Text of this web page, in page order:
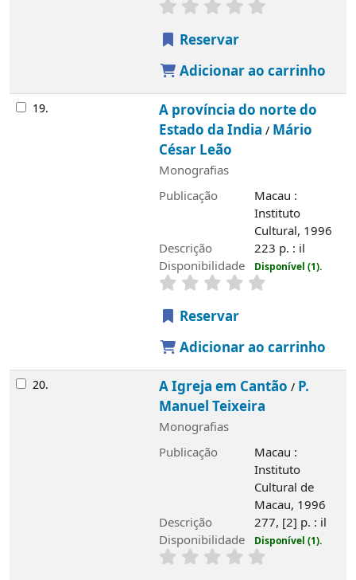
Reservar
Adicionar ao carrinho
19.
A província do norte do
Estado da India / Mário
César Leão
Monografias
Publicação
Macau :
Instituto
Cultural, 1996
Descrição
223 p. : il
Disponibilidade
Disponível (1).
Reservar
Adicionar ao carrinho
20. A Igreja em Cantão / P.
Manuel Teixeira
Monografias
Publicação
Macau :
Instituto
Cultural de
Macau, 1996
Descrição
277, [2] p. : il
Disponibilidade
Disponível (1).